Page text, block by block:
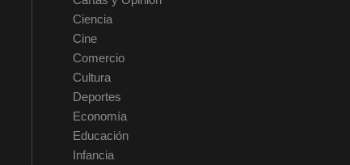
Ciencia
Cine
Comercio
Cultura
Deportes
Economía
Educación
Infancia